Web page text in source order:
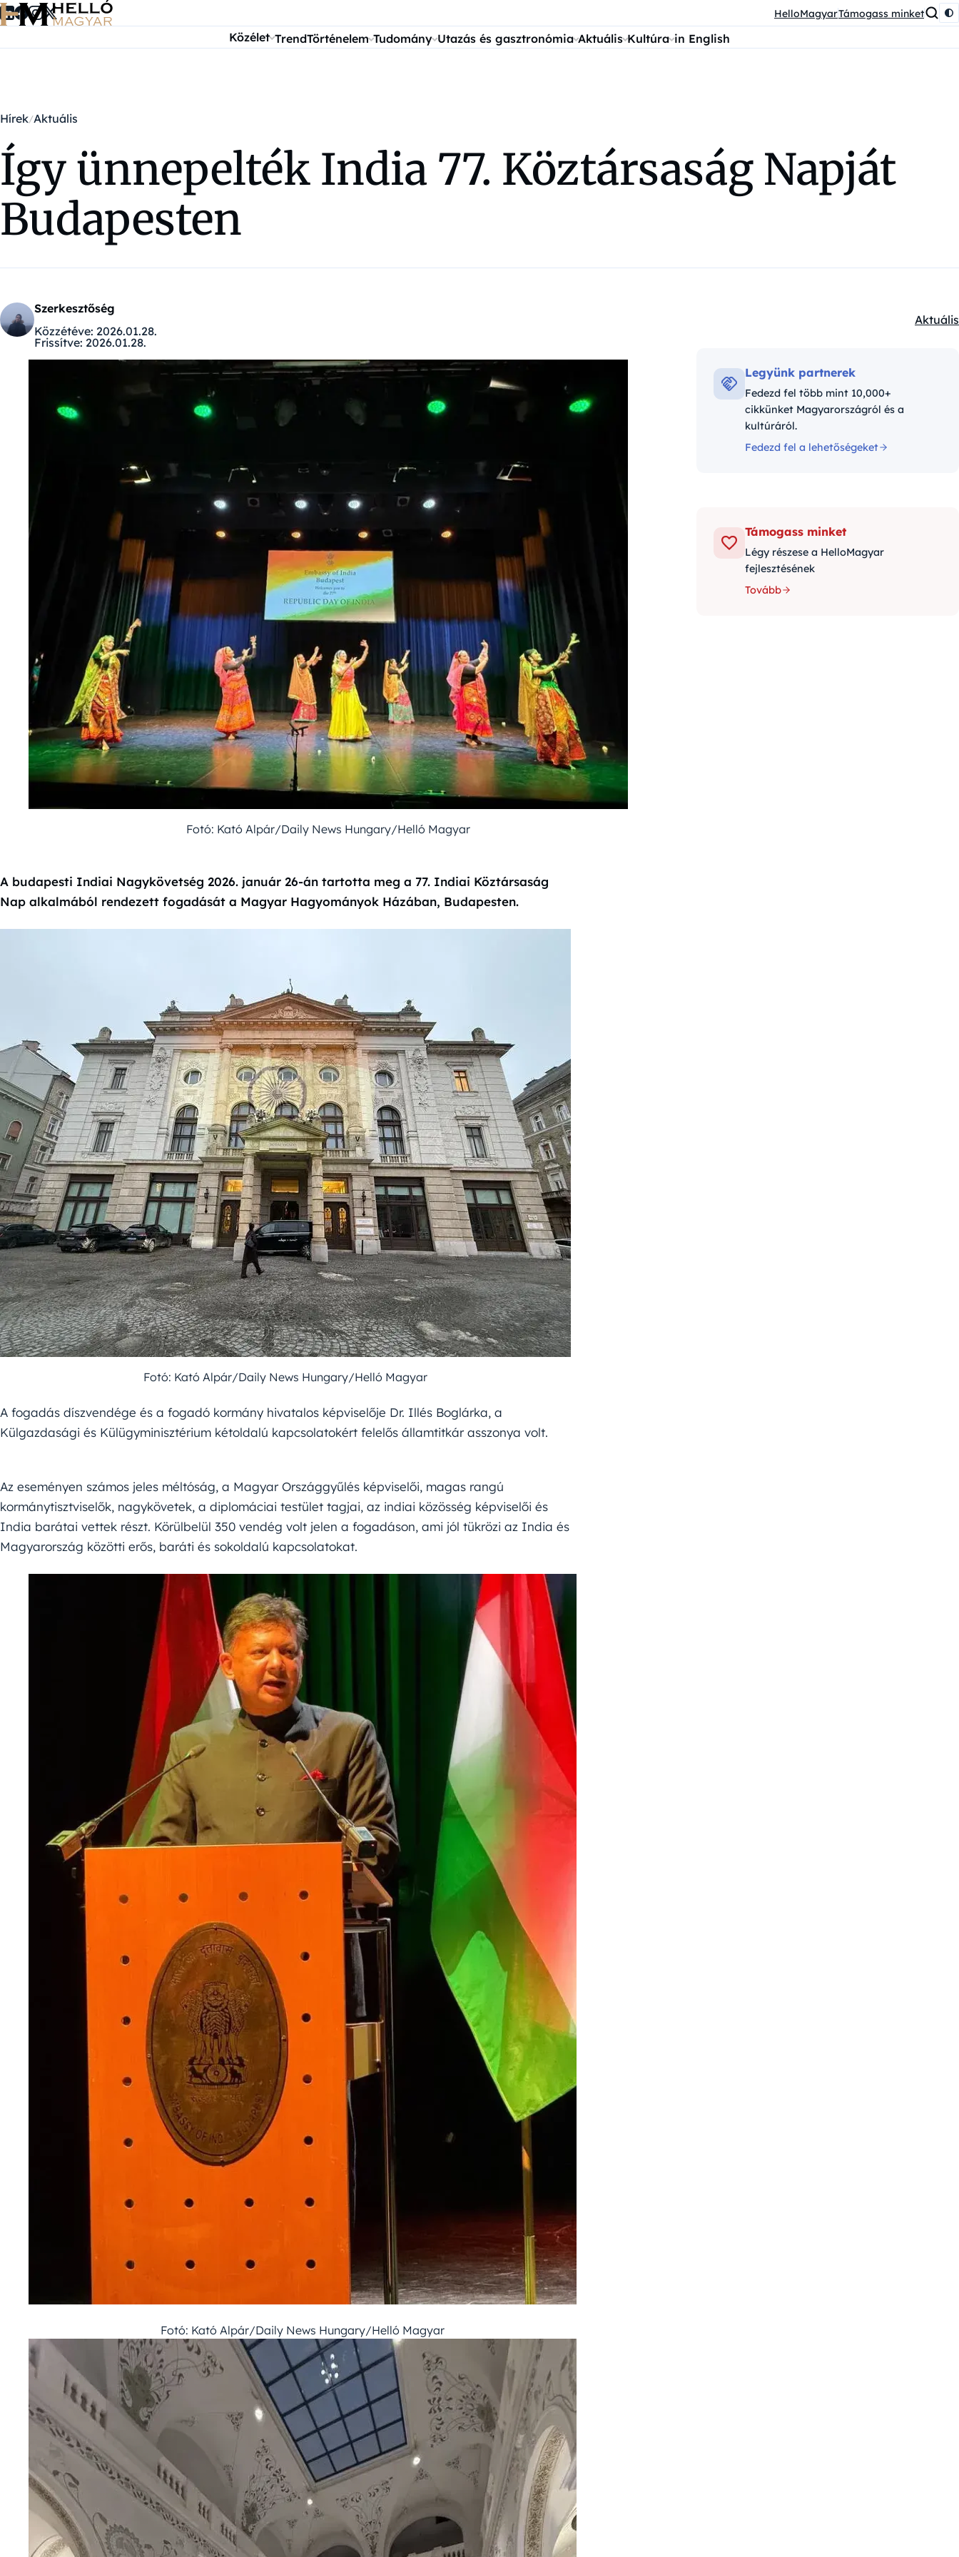
Ugrás a tartalomra HelloMagyarTámogass minket
Közélet TrendTörténelem Tudomány Utazás és gasztronómia Aktuális Kultúra in English
Hírek Aktuális
Így ünnepelték India 77. Köztársaság Napját
Budapesten
Szerkesztőség
Közzétéve: 2026.01.28.
Frissítve: 2026.01.28.
Aktuális
Fotó: Kató Alpár/Daily News Hungary/Helló Magyar
A budapesti Indiai Nagykövetség 2026. január 26-án tartotta meg a 77. Indiai Köztársaság
Nap alkalmából rendezett fogadását a Magyar Hagyományok Házában, Budapesten.
Fotó: Kató Alpár/Daily News Hungary/Helló Magyar
A fogadás díszvendége és a fogadó kormány hivatalos képviselője Dr. Illés Boglárka, a
Külgazdasági és Külügyminisztérium kétoldalú kapcsolatokért felelős államtitkár asszonya volt.
Az eseményen számos jeles méltóság, a Magyar Országgyűlés képviselői, magas rangú
kormánytisztviselők, nagykövetek, a diplomáciai testület tagjai, az indiai közösség képviselői és
India barátai vettek részt. Körülbelül 350 vendég volt jelen a fogadáson, ami jól tükrözi az India és
Magyarország közötti erős, baráti és sokoldalú kapcsolatokat.
Fotó: Kató Alpár/Daily News Hungary/Helló Magyar
Legyünk partnerek
Fedezd fel több mint 10,000+
cikkünket Magyarországról és a
kultúráról.
Fedezd fel a lehetőségeket
Támogass minket
Légy részese a HelloMagyar
fejlesztésének
Tovább